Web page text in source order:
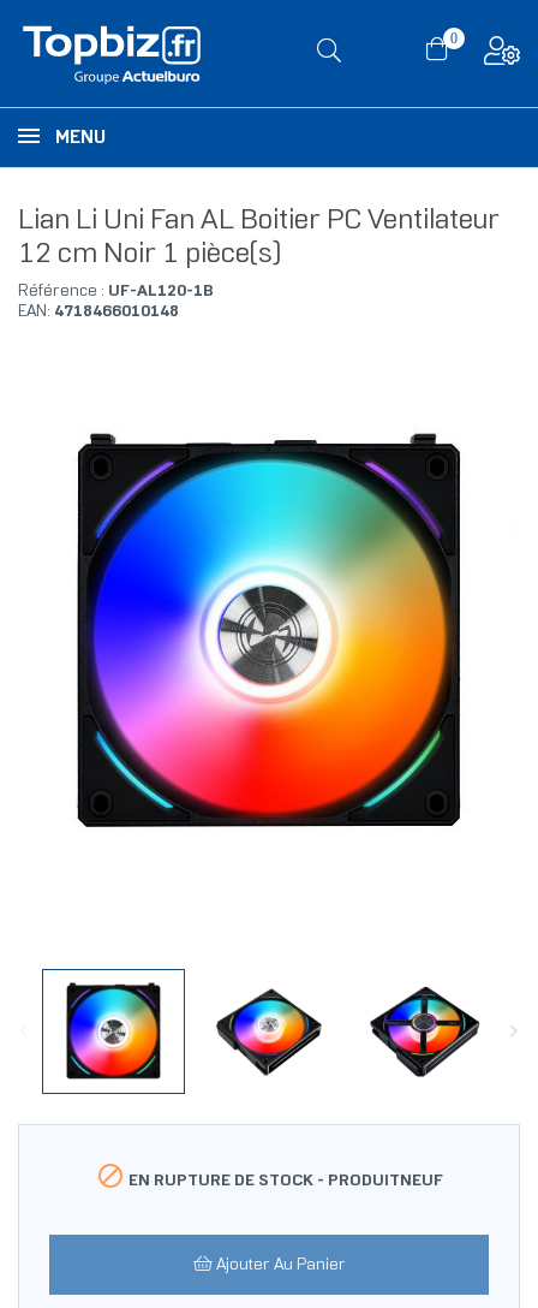
0
MENU
Lian Li Uni Fan AL Boitier PC Ventilateur
12 cm Noir 1 pièce(s)
Référence : UF-AL120-1B
EAN: 4718466010148
 EN RUPTURE DE STOCK - PRODUITNEUF
Ajouter Au Panier